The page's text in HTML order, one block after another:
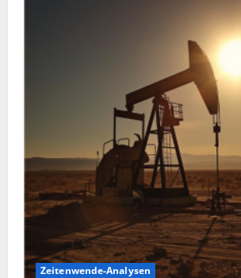
Zeitenwende-Analysen